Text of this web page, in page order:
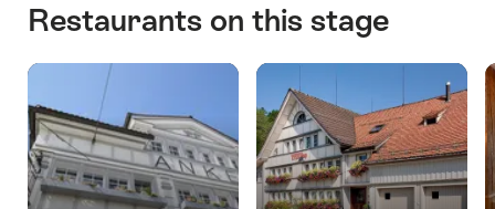
Restaurants on this stage